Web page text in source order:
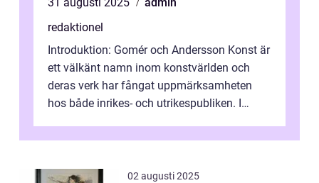
redaktionel
Introduktion: Gomér och Andersson Konst är
ett välkänt namn inom konstvärlden och
deras verk har fångat uppmärksamheten
hos både inrikes- och utrikespubliken. I
02 augusti 2025